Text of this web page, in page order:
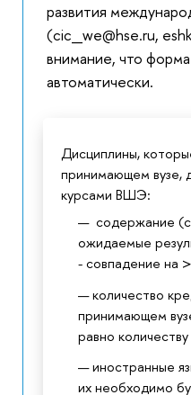
развития
(cic_we@hse.ru,
внимание, что
автоматически.
Дисциплины,
принимающем вузе,
курсами ВШЭ:
содержание
ожидаемые
- совпадение на
количество
принимающем
равно
иностранные
их необходимо